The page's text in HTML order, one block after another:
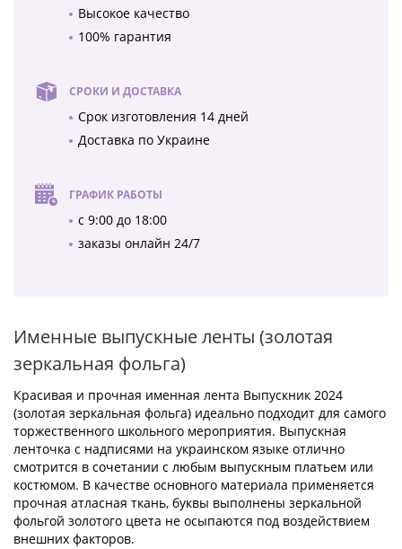
Высокое качество
100% гарантия
СРОКИ И ДОСТАВКА
Срок изготовления 14 дней
Доставка по Украине
ГРАФИК РАБОТЫ
с 9:00 до 18:00
заказы онлайн 24/7
Именные выпускные ленты (золотая
зеркальная фольга)
Красивая и прочная именная лента Выпускник 2024
(золотая зеркальная фольга) идеально подходит для самого
торжественного школьного мероприятия. Выпускная
ленточка с надписями на украинском языке отлично
смотрится в сочетании с любым выпускным платьем или
костюмом. В качестве основного материала применяется
прочная атласная ткань, буквы выполнены зеркальной
фольгой золотого цвета не осыпаются под воздействием
внешних факторов.